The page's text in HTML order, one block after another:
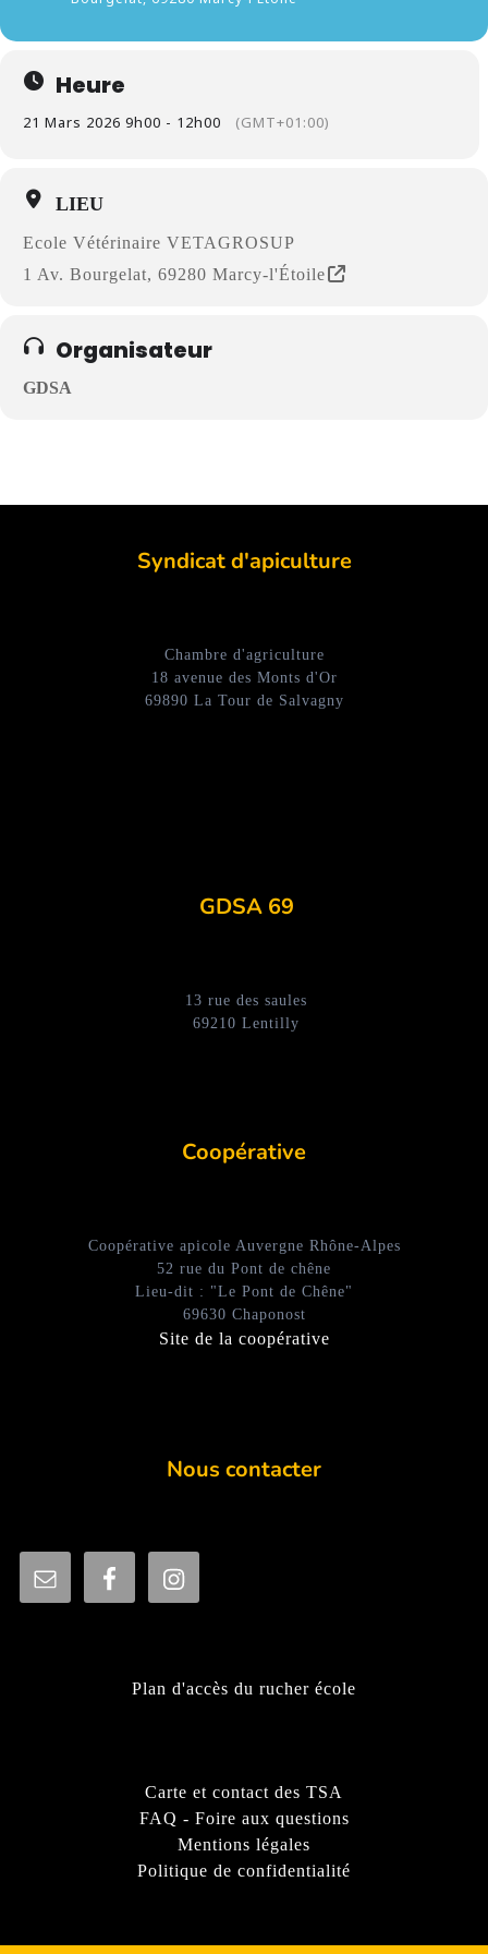
Heure
21 Mars 2026 9h00 - 12h00 (GMT+01:00)
LIEU
Ecole Vétérinaire VETAGROSUP
1 Av. Bourgelat, 69280 Marcy-l'Étoile
Organisateur
GDSA
Syndicat d'apiculture
Chambre d'agriculture
18 avenue des Monts d'Or
69890 La Tour de Salvagny
GDSA 69
13 rue des saules
69210 Lentilly
Coopérative
Coopérative apicole Auvergne Rhône-Alpes
52 rue du Pont de chêne
Lieu-dit : "Le Pont de Chêne"
69630 Chaponost
Site de la coopérative
Nous contacter
Plan d'accès du rucher école
Carte et contact des TSA
FAQ - Foire aux questions
Mentions légales
Politique de confidentialité